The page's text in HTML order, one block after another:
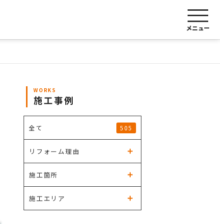
メニュー
WORKS
施工事例
全て 505
リフォーム理由
施工箇所
施工エリア